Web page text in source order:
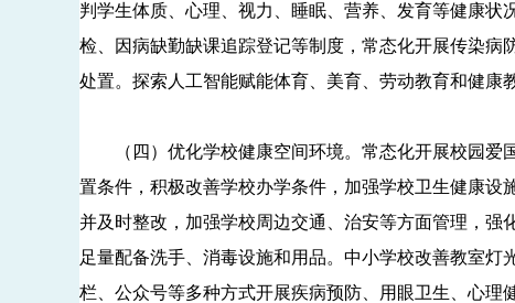
判学生体质、心理、视力、睡眠、营养、发育等健康
检、因病缺勤缺课追踪登记等制度，常态化开展传染
处置。探索人工智能赋能体育、美育、劳动教育和健康
（四）优化学校健康空间环境。常态化开展校园爱
置条件，积极改善学校办学条件，加强学校卫生健康
并及时整改，加强学校周边交通、治安等方面管理，强
足量配备洗手、消毒设施和用品。中小学校改善教室
栏、公众号等多种方式开展疾病预防、用眼卫生、心